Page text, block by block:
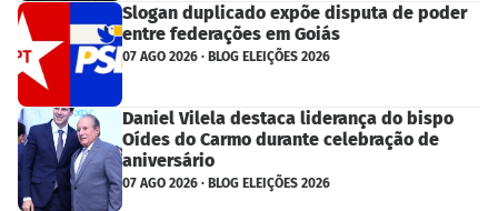
Slogan duplicado expõe disputa de poder
entre federações em Goiás
07 AGO 2026 · BLOG ELEIÇÕES 2026
Daniel Vilela destaca liderança do bispo
Oídes do Carmo durante celebração de
aniversário
07 AGO 2026 · BLOG ELEIÇÕES 2026